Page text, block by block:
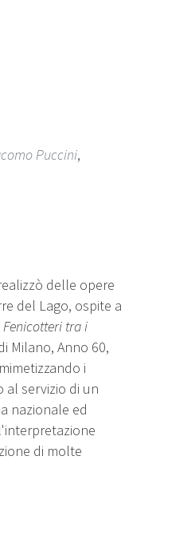
Puccini,
delle opere
del Lago, ospite a
Fenicotteri tra i
Milano, Anno 60,
i
al servizio di un
nazionale ed
di molte